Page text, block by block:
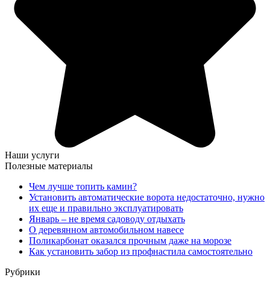
Наши услуги
Полезные материалы
Чем лучше топить камин?
Установить автоматические ворота недостаточно, нужно
их еще и правильно эксплуатировать
Январь – не время садоводу отдыхать
О деревянном автомобильном навесе
Поликарбонат оказался прочным даже на морозе
Как установить забор из профнастила самостоятельно
Рубрики